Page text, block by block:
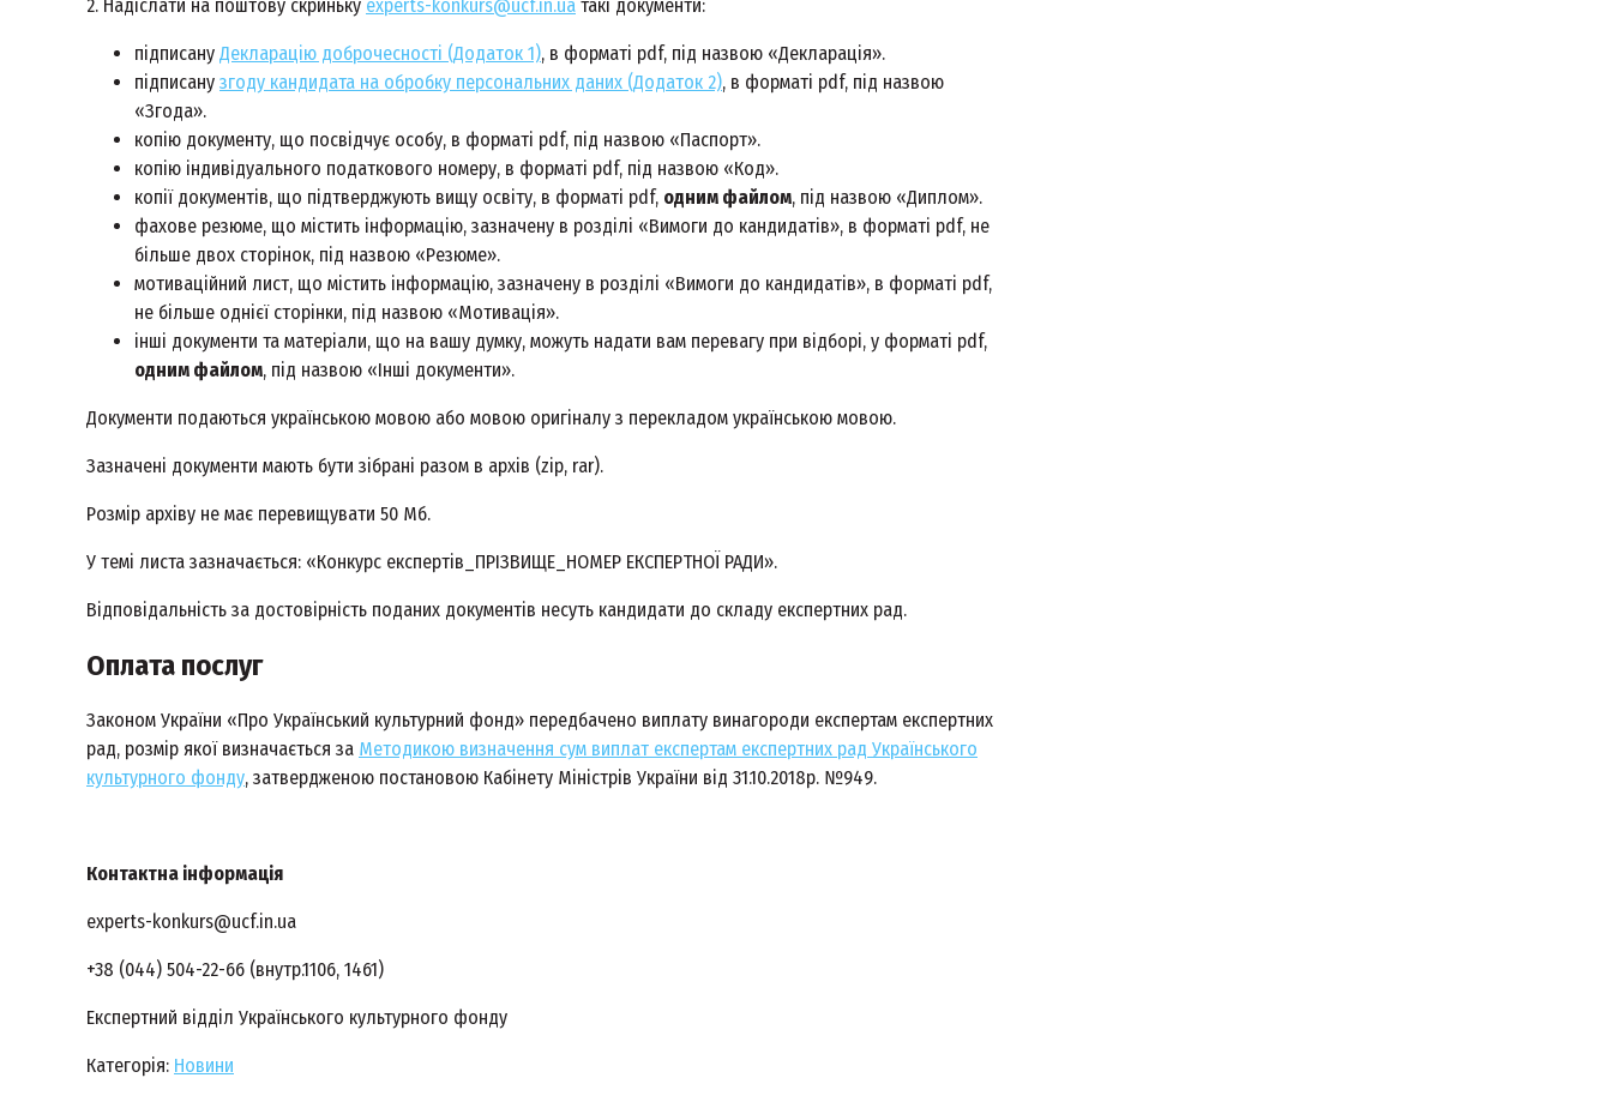
2. Надіслати на поштову скриньку experts-konkurs@ucf.in.ua такі документи:
підписану Декларацію доброчесності (Додаток 1), в форматі pdf, під назвою «Декларація».
підписану згоду кандидата на обробку персональних даних (Додаток 2), в форматі pdf, під назвою
«Згода».
копію документу, що посвідчує особу, в форматі pdf, під назвою «Паспорт».
копію індивідуального податкового номеру, в форматі pdf, під назвою «Код».
копії документів, що підтверджують вищу освіту, в форматі pdf, одним файлом, під назвою «Диплом».
фахове резюме, що містить інформацію, зазначену в розділі «Вимоги до кандидатів», в форматі pdf, не
більше двох сторінок, під назвою «Резюме».
мотиваційний лист, що містить інформацію, зазначену в розділі «Вимоги до кандидатів», в форматі pdf,
не більше однієї сторінки, під назвою «Мотивація».
інші документи та матеріали, що на вашу думку, можуть надати вам перевагу при відборі, у форматі pdf,
одним файлом, під назвою «Інші документи».
Документи подаються українською мовою або мовою оригіналу з перекладом українською мовою.
Зазначені документи мають бути зібрані разом в архів (zip, rar).
Розмір архіву не має перевищувати 50 Мб.
У темі листа зазначається: «Конкурс експертів_ПРІЗВИЩЕ_НОМЕР ЕКСПЕРТНОЇ РАДИ».
Відповідальність за достовірність поданих документів несуть кандидати до складу експертних рад.
Оплата послуг
Законом України «Про Український культурний фонд» передбачено виплату винагороди експертам експертних
рад, розмір якої визначається за Методикою визначення сум виплат експертам експертних рад Українського
культурного фонду, затвердженою постановою Кабінету Міністрів України від 31.10.2018р. №949.
Контактна інформація
experts-konkurs@ucf.in.ua
+38 (044) 504-22-66 (внутр.1106, 1461)
Експертний відділ Українського культурного фонду
Категорія: Новини